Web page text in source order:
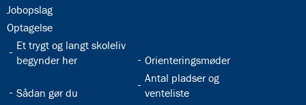
32.26:
Jobopslag
32.27:
Optagelse
32.28:
Et trygt og langt skoleliv
begynder her
32.29:
Orienteringsmøder
32.30:
Sådan gør du
32.31:
Antal pladser og
venteliste